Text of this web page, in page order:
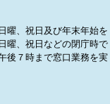
曜、祝日及び年末年始を
曜、祝日などの閉庁時で
後７時まで窓口業務を実